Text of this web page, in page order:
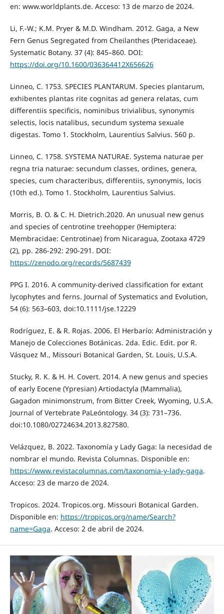
en: www.worldplants.de. Acceso: 13 de marzo de 2024.
Li, F.-W.; K.M. Pryer & M.D. Windham. 2012. Gaga, a New
Fern Genus Segregated from Cheilanthes (Pteridaceae).
Systematic Botany. 37 (4): 845–860. DOI:
https://doi.org/10.1600/036364412X656626
Linneo, C. 1753. SPECIES PLANTARUM. Species plantarum,
exhibentes plantas rite cognitas ad genera relatas, cum
differentiis specificis, nominibus trivialibus, synonymis
selectis, locis natalibus, secundum systema sexuale
digestas. Tomo 1. Stockholm, Laurentius Salvius. 560 p.
Linneo, C. 1758. SYSTEMA NATURAE. Systema naturae per
regna tria naturae: secundum classes, ordines, genera,
species, cum characteribus, differentiis, synonymis, locis
(10th ed.). Tomo 1. Stockholm, Laurentius Salvius.
Morris, B. O. & C. H. Dietrich.2020. An unusual new genus
and species of centrotine treehopper (Hemiptera:
Membracidae: Centrotinae) from Nicaragua, Zootaxa 4729
(2), pp. 286-292: 290-291. DOI:
https://zenodo.org/records/5687439
PPG I. 2016. A community-derived classification for extant
lycophytes and ferns. Journal of Systematics and Evolution,
54 (6): 563–603, doi:10.1111/jse.12229
Rodríguez, E. & R. Rojas. 2006. El Herbarío: Administración y
Manejo de Colecciones Botánicas. 2da. Edic. Edit. por R.
Vásquez M., Missouri Botanical Garden, St. Louis, U.S.A.
Stucky, R. K. & H. H. Covert. 2014. A new genus and species
of early Eocene (Ypresian) Artiodactyla (Mammalia),
Gagadon minimonstrum, from Bitter Creek, Wyoming, U.S.A.
Journal of Vertebrate PaLeóntology. 34 (3): 731–736.
doi:10.1080/02724634.2013.827580.
Velázquez, B. 2022. Taxonomía y Lady Gaga: la necesidad de
nombrar el mundo. Revista Columnas. Disponible en:
https://www.revistacolumnas.com/taxonomia-y-lady-gaga.
Acceso: 23 de marzo de 2024.
Tropicos. 2024. Tropicos.org. Missouri Botanical Garden.
Disponible en: https://tropicos.org/name/Search?
name=Gaga. Acceso: 2 de abril de 2024.